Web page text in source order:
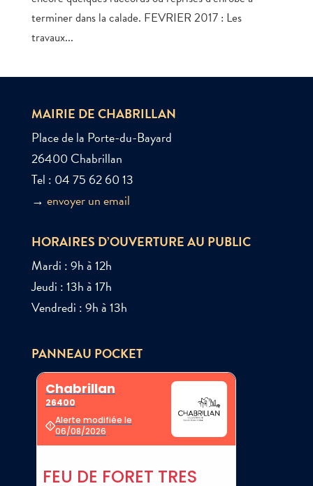
terminer dans la calade. FEVRIER 2017 : Les
travaux...
MAIRIE DE CHABRILLAN
Place de la Porte-du-Bayard
26400 Chabrillan
Tel : 04 75 62 60 13
→ envoyer un email
HORAIRES D’OUVERTURE AU PUBLIC
Mardi : 9h à 12h
Jeudi : 13h à 17h
Vendredi : 9h à 13h
PANNEAU POCKET